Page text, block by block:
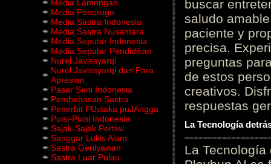
Media Lamongan
Media Ponorogo
Media Sastra Indonesia
Media Sastra Nusantara
Media Seputar Indonesia
Media Seputar Pendidikan
Nurel Javissyarqi
Nurel Javissyarqi dan Para
Apresian
Pasar Seni Indonesia
Pembebasan Sastra
Penerbit PUstaka puJAngga
Puisi-Puisi Indonesia
Sajak-Sajak Pertiwi
Sanggar Lukis Alam
Sastra Gerilyawan
Sastra Luar Pulau
buscar
saludo
paciente y
precisa.
preguntas
de estos
creativos.
respuestas
La Tecnología
La